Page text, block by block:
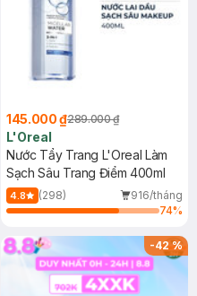
145.000 ₫289.000 ₫
L'Oreal
Nước Tẩy Trang L'Oreal Làm
Sạch Sâu Trang Điểm 400ml
4.8 (298)
916/tháng
74%
-42%